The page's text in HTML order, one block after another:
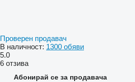
Проверен продавач
В наличност: 1300 обяви
5.0
6 отзива
Абонирай се за продавача